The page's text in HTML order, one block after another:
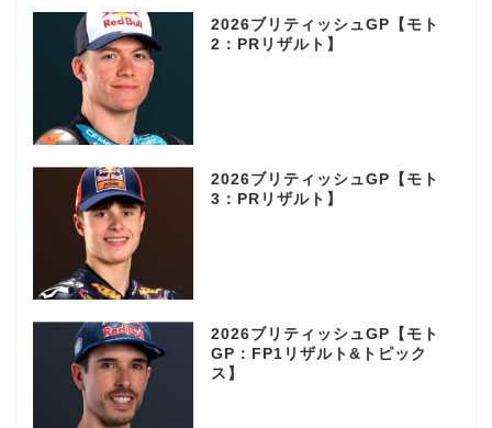
2026ブリティッシュGP【モト
2：PRリザルト】
2026ブリティッシュGP【モト
3：PRリザルト】
2026ブリティッシュGP【モト
GP：FP1リザルト&トピック
ス】